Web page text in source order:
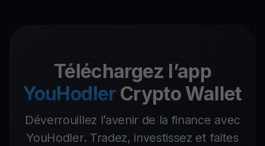
Téléchargez l’app
YouHodler Crypto Wallet
Déverrouillez l’avenir de la finance avec
YouHodler. Tradez, investissez et faites